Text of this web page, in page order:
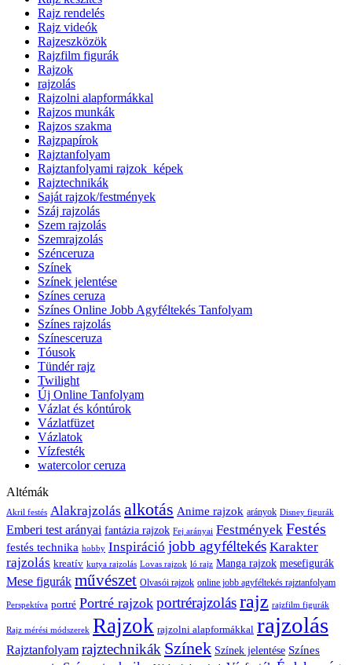
Rajz rendelés
Rajz videók
Rajzeszközök
Rajzfilm figurák
Rajzok
rajzolás
Rajzolni alapformákkal
Rajzos munkák
Rajzos szakma
Rajzpapírok
Rajztanfolyam
Rajztanfolyami rajzok_képek
Rajztechnikák
Saját rajzok/festmények
Száj rajzolás
Szem rajzolás
Szemrajzolás
Szénceruza
Színek
Színek jelentése
Színes ceruza
Színes Online Jobb Agyféltekés Tanfolyam
Színes rajzolás
Színesceruza
Tóusok
Tündér rajz
Twilight
Új Online Tanfolyam
Vázlat és kóntúrok
Vázlatfüzet
Vázlatok
Vízfesték
watercolor ceruza
Altémák
Akril festés Alakrajzolás alkotás Anime rajzok arányok Disney figurák
Emberi test arányai fantázia rajzok Fej arányai Festmények Festés
festés technika hobby Inspiráció jobb agyféltekés Karakter
rajzolás kreatív kutya rajzolás Lovas rajzok ló rajz Manga rajzok mesefigurák
Mese figurák művészet Olvasói rajzok online jobb agyféltekés rajztanfolyam
Perspektíva portré Portré rajzok portrérajzolásrajz rajzfilm figurák
Rajz mérési módszerek Rajzok rajzolni alapformákkal rajzolás
Rajztanfolyam rajztechnikák Színek Színek jelentése Színes